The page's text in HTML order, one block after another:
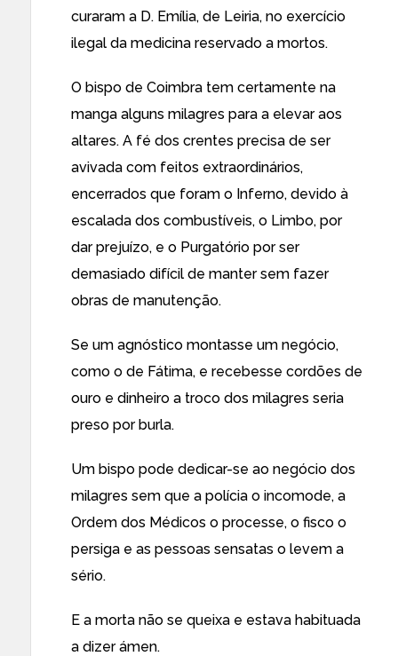
curaram a D. Emília, de Leiria, no exercício
ilegal da medicina reservado a mortos.
O bispo de Coimbra tem certamente na
manga alguns milagres para a elevar aos
altares. A fé dos crentes precisa de ser
avivada com feitos extraordinários,
encerrados que foram o Inferno, devido à
escalada dos combustíveis, o Limbo, por
dar prejuízo, e o Purgatório por ser
demasiado difícil de manter sem fazer
obras de manutenção.
Se um agnóstico montasse um negócio,
como o de Fátima, e recebesse cordões de
ouro e dinheiro a troco dos milagres seria
preso por burla.
Um bispo pode dedicar-se ao negócio dos
milagres sem que a polícia o incomode, a
Ordem dos Médicos o processe, o fisco o
persiga e as pessoas sensatas o levem a
sério.
E a morta não se queixa e estava habituada
a dizer ámen.